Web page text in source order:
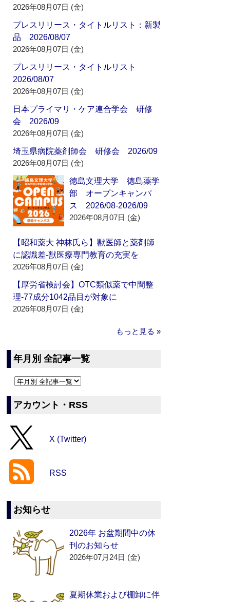
2026年08月07日 (金)
プレスリリース・タイトルリスト：新製
品 2026/08/07
2026年08月07日 (金)
プレスリリース・タイトルリスト
2026/08/07
2026年08月07日 (金)
日本プライマリ・ケア連合学会 研修
会 2026/09
2026年08月07日 (金)
埼玉県病院薬剤師会 研修会 2026/09
2026年08月07日 (金)
徳島文理大学 徳島薬学
部 オープンキャンパ
ス 2026/08-2026/09
2026年08月07日 (金)
【昭和薬大 神林氏ら】獣医師と薬剤師
に認識差‐獣医療専門教育の充実を
2026年08月07日 (金)
【厚労省検討会】OTC類似薬で中間整
理‐77成分1042品目が対象に
2026年08月07日 (金)
もっと見る »
年月別 全記事一覧
アカウント・RSS
X (Twitter)
RSS
お知らせ
2026年 お盆期間中の休
刊のお知らせ
2026年07月24日 (金)
夏期休業および棚卸に伴